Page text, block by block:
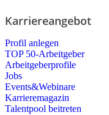
Karriereangebot
Profil anlegen
TOP 50-Arbeitgeber
Arbeitgeberprofile
Jobs
Events&Webinare
Karrieremagazin
Talentpool beitreten